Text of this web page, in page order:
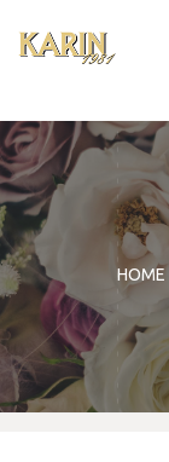
HOME